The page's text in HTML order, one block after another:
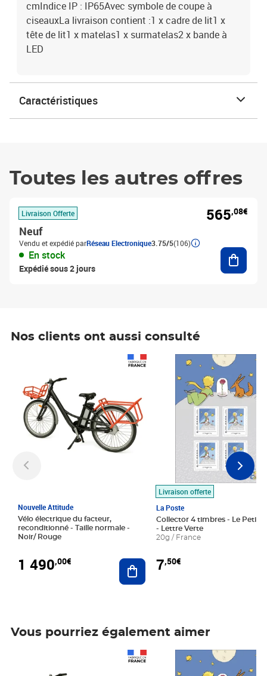
cmIndice IP : IP65Avec symbole de coupe à
ciseauxLa livraison contient :1 x cadre de lit1 x
tête de lit1 x matelas1 x surmatelas2 x bande à
LED
Caractéristiques
Toutes les autres offres
Livraison Offerte
Neuf
Vendu et expédié parRéseau Electronique3.75/5(106)
En stock
Expédié sous 2 jours
565,08€
Nos clients ont aussi consulté
Nouvelle Attitude
Vélo électrique du facteur,
reconditionné - Taille normale -
Noir/ Rouge
1 490,00€ Ajouter au panier
Livraison offerte
La Poste
Collector 4 timbres - Le Petit
- Lettre Verte
20g / France
7,50€
Prix 7,50€
Vous pourriez également aimer
Prix 7,50€